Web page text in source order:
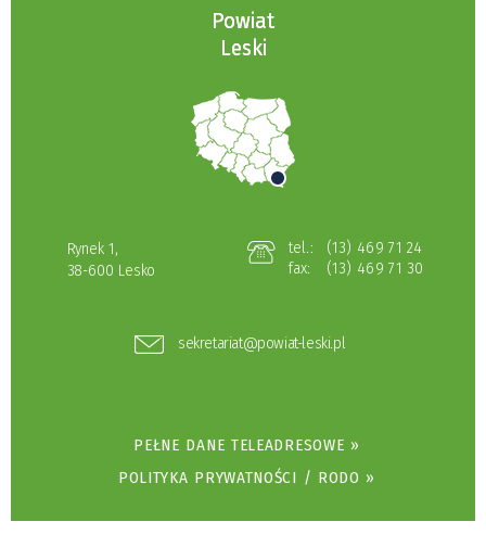
Powiat
Leski
Rynek 1,
38-600 Lesko
tel.:
(13) 469 71 24
fax:
(13) 469 71 30
sekretariat@powiat-leski.pl
PEŁNE DANE TELEADRESOWE »
POLITYKA PRYWATNOŚCI / RODO »